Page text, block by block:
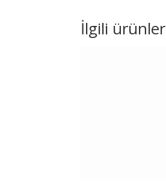
İlgili ürünler